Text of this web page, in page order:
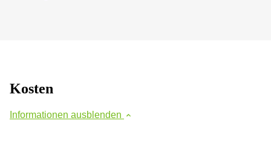
Kosten
Informationen ausblenden